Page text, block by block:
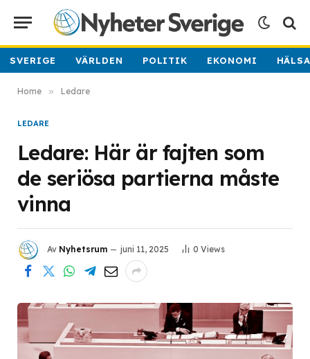
SVERIGE VÄRLDEN POLITIK EKONOMI
Home » Ledare
LEDARE
Ledare: Här är fajten som
de seriösa partierna måste
vinna
Av Nyhetsrum juni 11, 2025 0 Views